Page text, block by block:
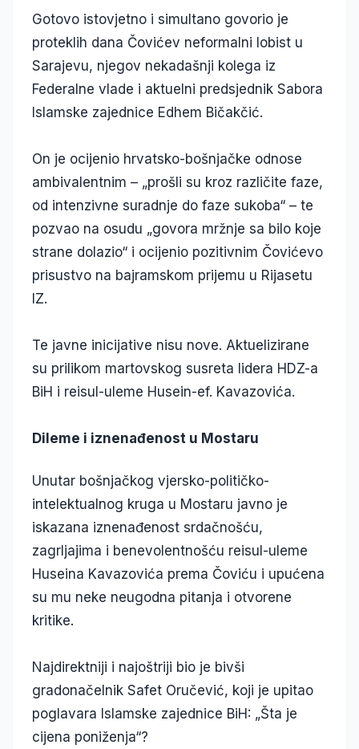
Gotovo istovjetno i simultano govorio je
proteklih dana Čovićev neformalni lobist u
Sarajevu, njegov nekadašnji kolega iz
Federalne vlade i aktuelni predsjednik Sabora
Islamske zajednice Edhem Bičakčić.
On je ocijenio hrvatsko-bošnjačke odnose
ambivalentnim – „prošli su kroz različite faze,
od intenzivne suradnje do faze sukoba“ – te
pozvao na osudu „govora mržnje sa bilo koje
strane dolazio“ i ocijenio pozitivnim Čovićevo
prisustvo na bajramskom prijemu u Rijasetu
IZ.
Te javne inicijative nisu nove. Aktuelizirane
su prilikom martovskog susreta lidera HDZ-a
BiH i reisul-uleme Husein-ef. Kavazovića.
Dileme i iznenađenost u Mostaru
Unutar bošnjačkog vjersko-političko-
intelektualnog kruga u Mostaru javno je
iskazana iznenađenost srdačnošću,
zagrljajima i benevolentnošću reisul-uleme
Huseina Kavazovića prema Čoviću i upućena
su mu neke neugodna pitanja i otvorene
kritike.
Najdirektniji i najoštriji bio je bivši
gradonačelnik Safet Oručević, koji je upitao
poglavara Islamske zajednice BiH: „Šta je
cijena poniženja“?